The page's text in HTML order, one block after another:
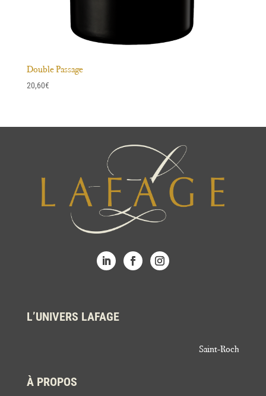
Double Passage
20,60€
L’UNIVERS LAFAGE
Saint-Roch
À PROPOS